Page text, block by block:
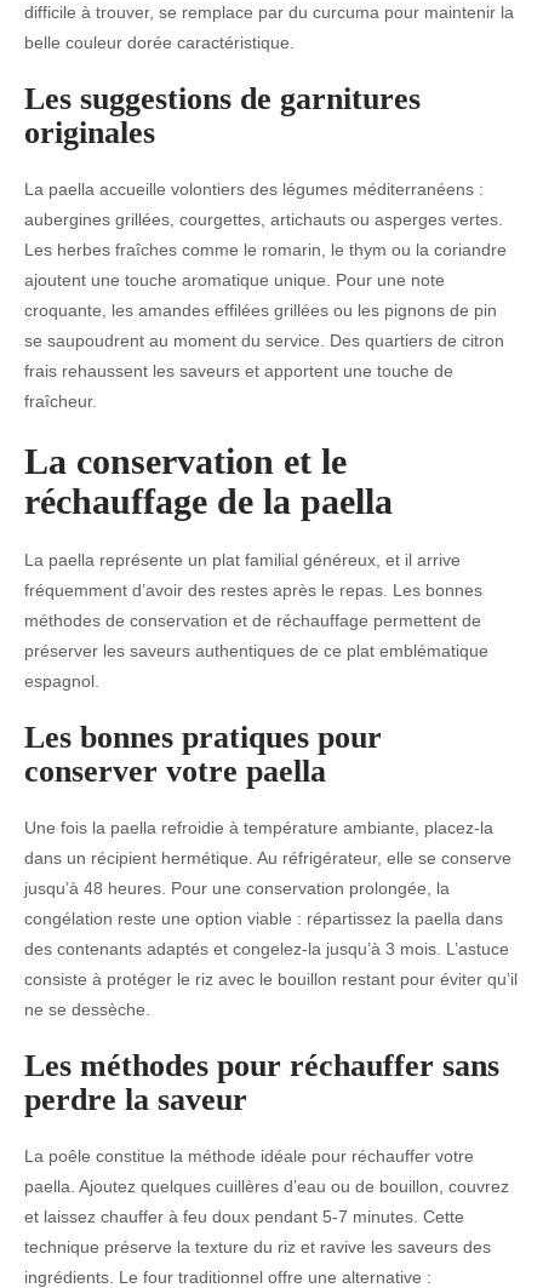
difficile à trouver, se remplace par du curcuma pour maintenir la
belle couleur dorée caractéristique.
Les suggestions de garnitures
originales
La paella accueille volontiers des légumes méditerranéens :
aubergines grillées, courgettes, artichauts ou asperges vertes.
Les herbes fraîches comme le romarin, le thym ou la coriandre
ajoutent une touche aromatique unique. Pour une note
croquante, les amandes effilées grillées ou les pignons de pin
se saupoudrent au moment du service. Des quartiers de citron
frais rehaussent les saveurs et apportent une touche de
fraîcheur.
La conservation et le
réchauffage de la paella
La paella représente un plat familial généreux, et il arrive
fréquemment d’avoir des restes après le repas. Les bonnes
méthodes de conservation et de réchauffage permettent de
préserver les saveurs authentiques de ce plat emblématique
espagnol.
Les bonnes pratiques pour
conserver votre paella
Une fois la paella refroidie à température ambiante, placez-la
dans un récipient hermétique. Au réfrigérateur, elle se conserve
jusqu’à 48 heures. Pour une conservation prolongée, la
congélation reste une option viable : répartissez la paella dans
des contenants adaptés et congelez-la jusqu’à 3 mois. L’astuce
consiste à protéger le riz avec le bouillon restant pour éviter qu’il
ne se dessèche.
Les méthodes pour réchauffer sans
perdre la saveur
La poêle constitue la méthode idéale pour réchauffer votre
paella. Ajoutez quelques cuillères d’eau ou de bouillon, couvrez
et laissez chauffer à feu doux pendant 5-7 minutes. Cette
technique préserve la texture du riz et ravive les saveurs des
ingrédients. Le four traditionnel offre une alternative :